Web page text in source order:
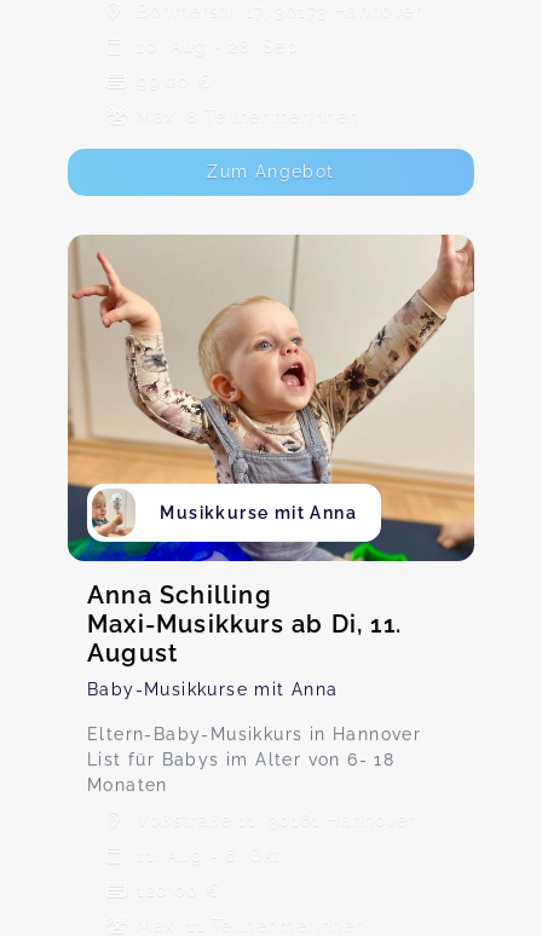
Böhmerstr. 17, 30173 Hannover
10. Aug - 28. Sep
99,00 €
Max. 8 TeilnehmerInnen
Zum Angebot
Musikkurse mit Anna
Anna Schilling
Maxi-Musikkurs ab Di, 11.
August
Baby-Musikkurse mit Anna
Eltern-Baby-Musikkurs in Hannover
List für Babys im Alter von 6- 18
Monaten
Voßstraße 11, 30161 Hannover
11. Aug - 6. Okt
120,00 €
Max. 11 TeilnehmerInnen